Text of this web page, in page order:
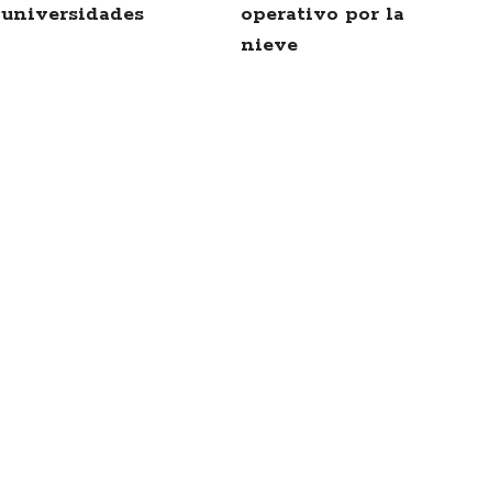
universidades
operativo por la
nieve